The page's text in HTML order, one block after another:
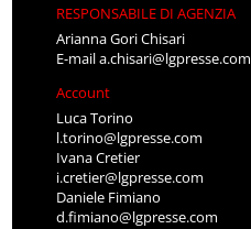
RESPONSABILE DI AGENZIA
Arianna Gori Chisari
E-maila.chisari@lgpresse.com
Account
Luca Torino
l.torino@lgpresse.com
Ivana Cretier
i.cretier@lgpresse.com
Daniele Fimiano
d.fimiano@lgpresse.com